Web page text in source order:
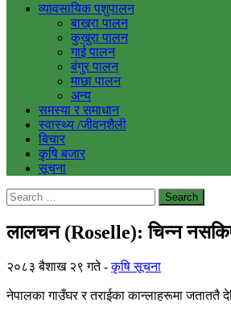
व्यावसायिक पशुपालन
बाख्रा पालन
कुखुरा पालन
गाई पालन
बंगुर पालन
माछा पालन
अन्य
समस्या र समाधान
स्वास्थ्य /जीवनशैली
बिचार
कृषि बजार
सूचना
Search
for:
लालचन (Roselle): चिन्न
२०८३ बैशाख २९ गते कृषि सूचना
नेपालका गाउँघर र तराईका कान्लाहरूमा जताततै